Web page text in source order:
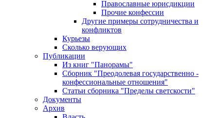
Православные юрисдикции
Прочие конфессии
Другие примеры сотрудничества и
конфликтов
Курьезы
Сколько верующих
Публикации
Из книг "Панорамы"
Сборник "Преодолевая государственно -
конфессиональные отношения"
Статьи сборника "Пределы светскости"
Документы
Архив